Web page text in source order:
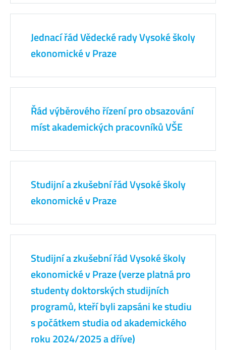
Jednací řád Vědecké rady Vysoké školy
ekonomické v Praze
Řád výběrového řízení pro obsazování
míst akademických pracovníků VŠE
Studijní a zkušební řád Vysoké školy
ekonomické v Praze
Studijní a zkušební řád Vysoké školy
ekonomické v Praze (verze platná pro
studenty doktorských studijních
programů, kteří byli zapsáni ke studiu
s počátkem studia od akademického
roku 2024/2025 a dříve)